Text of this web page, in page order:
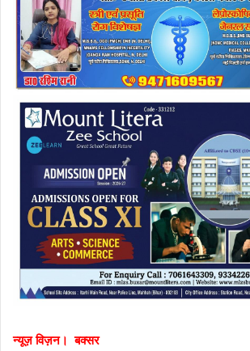
न्यूज़ विज़न। बक्सर